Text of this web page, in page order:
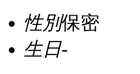
性別保密
生日-